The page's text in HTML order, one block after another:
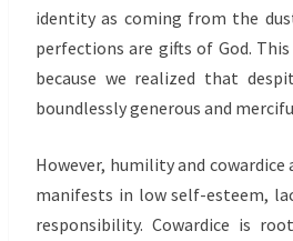
identity as coming from the
perfections are gifts of God.
because we realized that
boundlessly generous and
However, humility and cowardice
manifests in low self-esteem,
responsibility. Cowardice is